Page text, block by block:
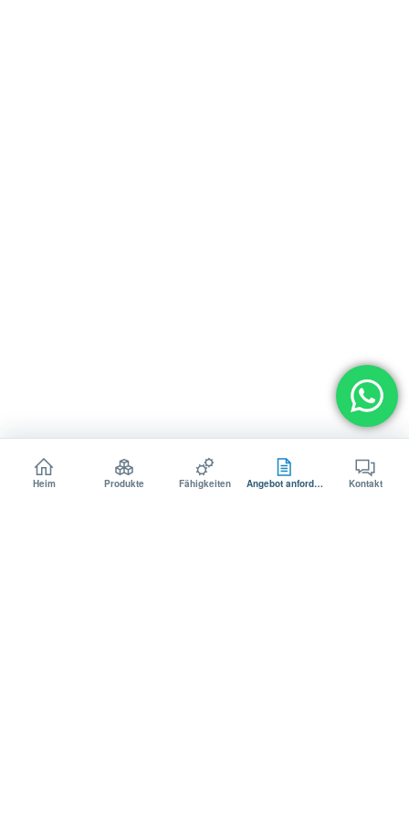
Heim Produkte Fähigkeiten Angebot anfordern Kontakt